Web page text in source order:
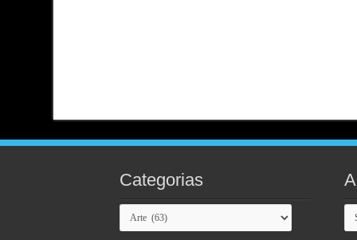
Categorias
Categorias